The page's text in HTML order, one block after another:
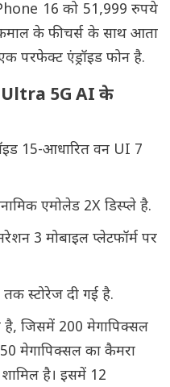
16 को 51,999 रुपये
के फीचर्स के साथ आता
परफेक्ट एंड्रॉइड फोन है.
Ultra 5G AI के
15-आधारित वन UI 7
एमोलेड 2X डिस्प्ले है.
3 मोबाइल प्लेटफॉर्म पर
स्टोरेज दी गई है.
है, जिसमें 200 मेगापिक्सल
मेगापिक्सल का कैमरा
है। इसमें 12